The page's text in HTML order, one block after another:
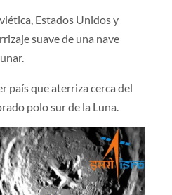
Estados Unidos y
suave de una nave
país que aterriza cerca del
polo sur de la Luna.